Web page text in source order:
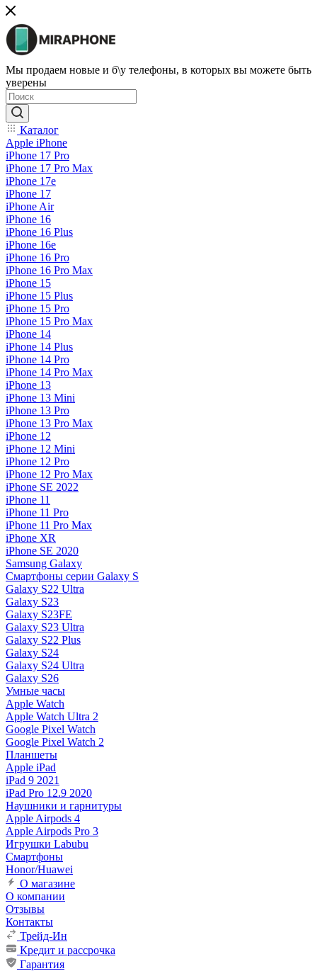
Мы продаем новые и б\у телефоны, в которых вы можете быть
уверены
Каталог
Apple iPhone
iPhone 17 Pro
iPhone 17 Pro Max
iPhone 17e
iPhone 17
iPhone Air
iPhone 16
iPhone 16 Plus
iPhone 16e
iPhone 16 Pro
iPhone 16 Pro Max
iPhone 15
iPhone 15 Plus
iPhone 15 Pro
iPhone 15 Pro Max
iPhone 14
iPhone 14 Plus
iPhone 14 Pro
iPhone 14 Pro Max
iPhone 13
iPhone 13 Mini
iPhone 13 Pro
iPhone 13 Pro Max
iPhone 12
iPhone 12 Mini
iPhone 12 Pro
iPhone 12 Pro Max
iPhone SE 2022
iPhone 11
iPhone 11 Pro
iPhone 11 Pro Max
iPhone XR
iPhone SE 2020
Samsung Galaxy
Смартфоны серии Galaxy S
Galaxy S22 Ultra
Galaxy S23
Galaxy S23FE
Galaxy S23 Ultra
Galaxy S22 Plus
Galaxy S24
Galaxy S24 Ultra
Galaxy S26
Умные часы
Apple Watch
Apple Watch Ultra 2
Google Pixel Watch
Google Pixel Watch 2
Планшеты
Apple iPad
iPad 9 2021
iPad Pro 12.9 2020
Наушники и гарнитуры
Apple Airpods 4
Apple Airpods Pro 3
Игрушки Labubu
Смартфоны
Honor/Huawei
О магазине
О компании
Отзывы
Контакты
Трейд-Ин
Кредит и рассрочка
Гарантия